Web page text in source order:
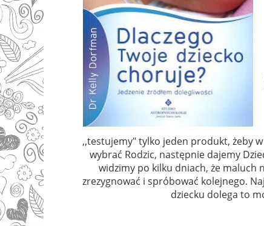
,,testujemy" tylko jeden produkt, żeby w
wybrać Rodzic, następnie dajemy
widzimy po kilku dniach, że maluch
zrezygnować i spróbować kolejnego.
dziecku dolega to